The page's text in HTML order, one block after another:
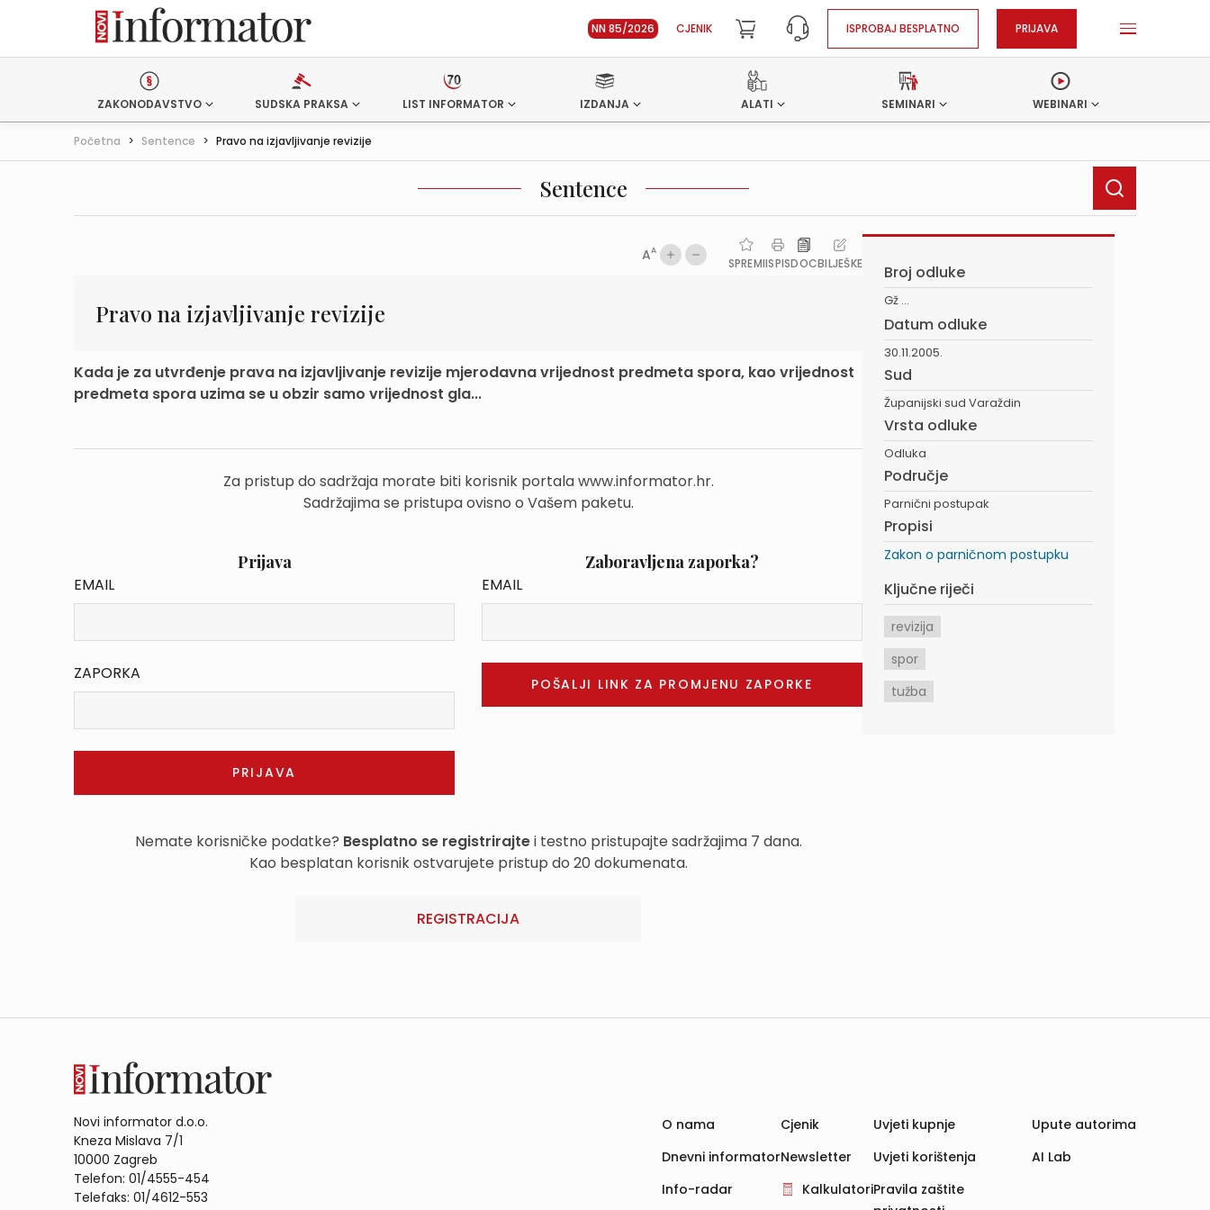
NN 85/2026 CJENIK ISPROBAJ BESPLATNO PRIJAVA
ZAKONODAVSTVO SUDSKA PRAKSA LIST INFORMATOR IZDANJA ALATI SEMINARI WEBINARI
Početna > Sentence > Pravo na izjavljivanje revizije
Sentence
AA
SPREMIISPISDOCBILJEŠKE
Pravo na izjavljivanje revizije
Kada je za utvrđenje prava na izjavljivanje revizije mjerodavna vrijednost predmeta spora, kao vrijednost
predmeta spora uzima se u obzir samo vrijednost gla...
Za pristup do sadržaja morate biti korisnik portala www.informator.hr.
Sadržajima se pristupa ovisno o Vašem paketu.
Prijava
EMAIL
ZAPORKA
Zaboravljena zaporka?
EMAIL
Nemate korisničke podatke? Besplatno se registrirajtei testno pristupajte sadržajima 7 dana.
Kao besplatan korisnik ostvarujete pristup do 20 dokumenata.
REGISTRACIJA
Broj odluke
Gž ...
Datum odluke
30.11.2005.
Sud
Županijski sud Varaždin
Vrsta odluke
Odluka
Područje
Parnični postupak
Propisi
Zakon o parničnom postupku
Ključne riječi
revizija
spor
tužba
Novi informator d.o.o.
Kneza Mislava 7/1
10000 Zagreb
Telefon: 01/4555-454
Telefaks: 01/4612-553
O nama
Dnevni informator
Info-radar
Cjenik
Newsletter
Kalkulatori
Uvjeti kupnje
Uvjeti korištenja
Pravila zaštite
Upute autorima
AI Lab